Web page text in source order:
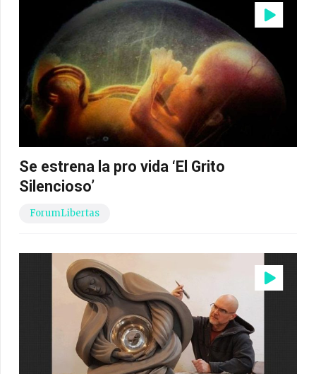
Se estrena la pro vida ‘El Grito
Silencioso’
ForumLibertas